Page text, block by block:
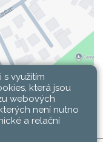
využitím
která jsou
webových
není nutno
a relační